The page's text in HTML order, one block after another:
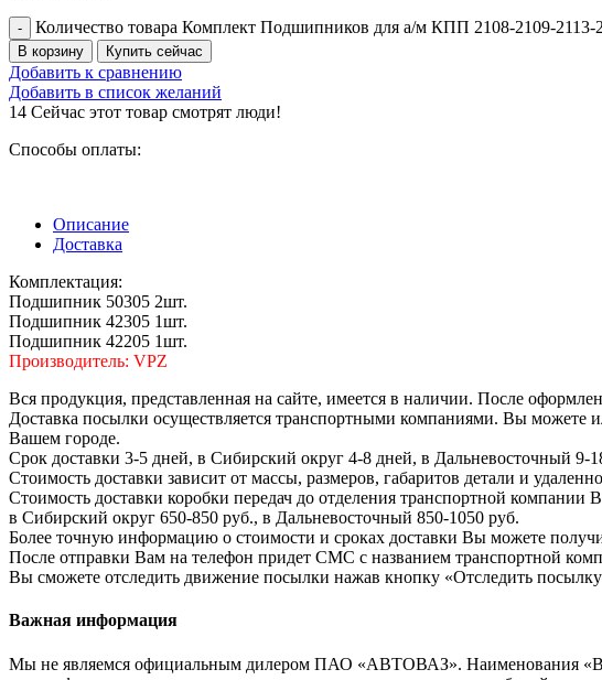
Количество товара Комплект Подшипников для а/м КПП 2108-2109-2113-
В корзину Купить сейчас
Добавить к сравнению
Добавить в список желаний
14 Сейчас этот товар смотрят люди!
Способы оплаты:
Описание
Доставка
Комплектация:
Подшипник 50305 2шт.
Подшипник 42305 1шт.
Подшипник 42205 1шт.
Производитель: VPZ
Вся продукция, представленная на сайте, имеется в наличии. После
Доставка посылки осуществляется транспортными компаниями. Вы можете
Вашем городе.
Срок доставки 3-5 дней, в Сибирский округ 4-8 дней, в Дальневосточный 9-
Стоимость доставки зависит от массы, размеров, габаритов детали и
Стоимость доставки коробки передач до отделения транспортной компании
в Сибирский округ 650-850 руб., в Дальневосточный 850-1050 руб.
Более точную информацию о стоимости и сроках доставки Вы можете
После отправки Вам на телефон придет СМС с названием транспортной
Вы сможете отследить движение посылки нажав кнопку «Отследить
Важная информация
Мы не являемся официальным дилером ПАО «АВТОВАЗ». Наименования